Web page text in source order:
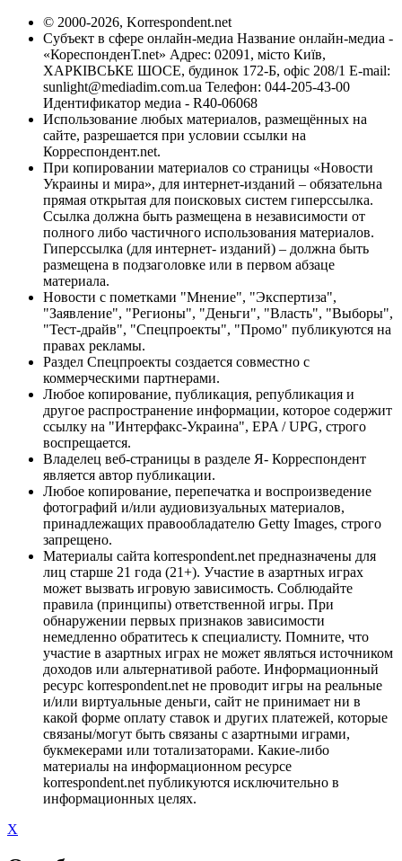
© 2000-2026, Korrespondent.net
Субъект в сфере онлайн-медиа Название онлайн-медиа -
«КореспонденТ.net» Адрес: 02091, місто Київ,
ХАРКІВСЬКЕ ШОСЕ, будинок 172-Б, офіс 208/1 E-mail:
sunlight@mediadim.com.ua Телефон: 044-205-43-00
Идентификатор медиа - R40-06068
Использование любых материалов, размещённых на
сайте, разрешается при условии ссылки на
Корреспондент.net.
При копировании материалов со страницы «Новости
Украины и мира», для интернет-изданий – обязательна
прямая открытая для поисковых систем гиперссылка.
Ссылка должна быть размещена в независимости от
полного либо частичного использования материалов.
Гиперссылка (для интернет- изданий) – должна быть
размещена в подзаголовке или в первом абзаце
материала.
Новости с пометками "Мнение", "Экспертиза",
"Заявление", "Регионы", "Деньги", "Власть", "Выборы",
"Тест-драйв", "Спецпроекты", "Промо" публикуются на
правах рекламы.
Раздел Спецпроекты создается совместно с
коммерческими партнерами.
Любое копирование, публикация, републикация и
другое распространение информации, которое содержит
ссылку на "Интерфакс-Украина", EPA / UPG, строго
воспрещается.
Владелец веб-страницы в разделе Я- Корреспондент
является автор публикации.
Любое копирование, перепечатка и воспроизведение
фотографий и/или аудиовизуальных материалов,
принадлежащих правообладателю Getty Images, строго
запрещено.
Материалы сайта korrespondent.net предназначены для
лиц старше 21 года (21+). Участие в азартных играх
может вызвать игровую зависимость. Соблюдайте
правила (принципы) ответственной игры. При
обнаружении первых признаков зависимости
немедленно обратитесь к специалисту. Помните, что
участие в азартных играх не может являться источником
доходов или альтернативой работе. Информационный
ресурс korrespondent.net не проводит игры на реальные
и/или виртуальные деньги, сайт не принимает ни в
какой форме оплату ставок и других платежей, которые
связаны/могут быть связаны с азартными играми,
букмекерами или тотализаторами. Какие-либо
материалы на информационном ресурсе
korrespondent.net публикуются исключительно в
информационных целях.
X